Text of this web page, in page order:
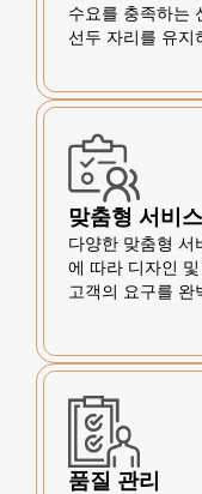
수요를 충족하는
선두 자리를 유지
맞춤형 서비스
다양한 맞춤형 서
에 따라 디자인
고객의 요구를 완
품질 관리